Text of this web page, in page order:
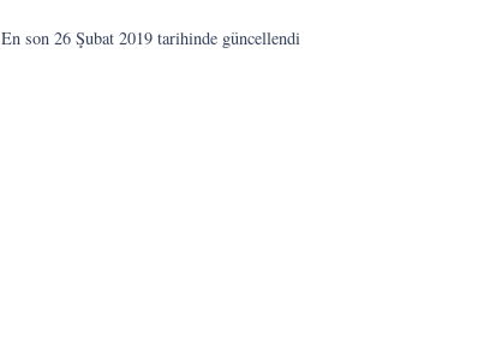
En son26 Şubat 2019 tarihinde güncellendi